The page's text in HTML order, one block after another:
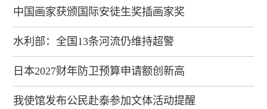
中国画家获颁国际安徒生奖插画家奖
水利部：全国13条河流仍维持超警
日本2027财年防卫预算申请额创新高
我使馆发布公民赴泰参加文体活动提醒